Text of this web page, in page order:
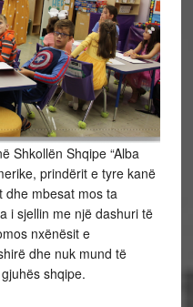
Shkollën Shqipe “Alba
prindërit e tyre kanë
dhe mbesat mos ta
i sjellin me një dashuri të
nxënësit e
dhe nuk mund të
shqipe.